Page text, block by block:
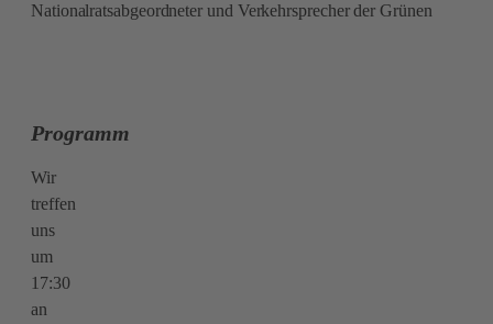
Nationalratsabgeordneter und Verkehrsprecher der Grünen
Programm
Wir
treffen
uns
um
17:30
an